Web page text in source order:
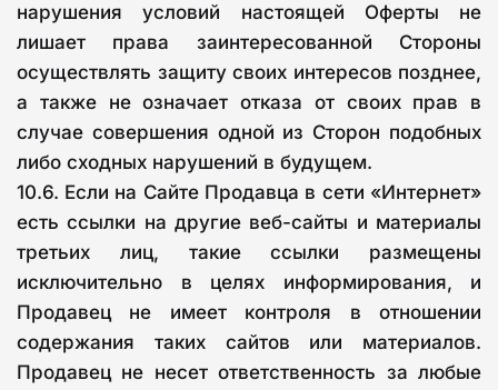
нарушения условий настоящей Оферты не
лишает права заинтересованной Стороны
осуществлять защиту своих интересов позднее,
а также не означает отказа от своих прав в
случае совершения одной из Сторон подобных
либо сходных нарушений в будущем.
10.6. Если на Сайте Продавца в сети «Интернет»
есть ссылки на другие веб-сайты и материалы
третьих лиц, такие ссылки размещены
исключительно в целях информирования, и
Продавец не имеет контроля в отношении
содержания таких сайтов или материалов.
Продавец не несет ответственность за любые